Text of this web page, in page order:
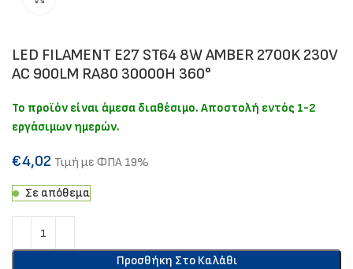
LED FILAMENT E27 ST64 8W AMBER 2700K 230V
AC 900LM RA80 30000H 360°
Το προϊόν είναι άμεσα διαθέσιμο. Αποστολή εντός 1-2
εργάσιμων ημερών.
€4,02 Τιμή με ΦΠΑ 19%
Σε απόθεμα
Προσθήκη Στο Καλάθι